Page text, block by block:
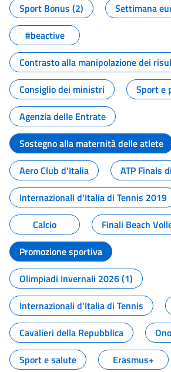
Sport Bonus (2)
Settimana
#beactive
Contrasto alla manipolazione dei
Consiglio dei ministri
Sport e
Agenzia delle Entrate
Sostegno alla maternità delle atlete
Aero Club d'Italia
ATP Finals
Internazionali d'Italia di Tennis 2019
Calcio
Finali Beach
Promozione sportiva
Olimpiadi Invernali 2026 (1)
Internazionali d'Italia di Tennis
Cavalieri della Repubblica
Sport e salute
Erasmus+